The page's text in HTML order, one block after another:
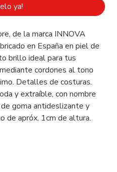
ya!
de la marca INNOVA
en España en piel de
brillo ideal para tus
cordones al tono
Detalles de costuras.
y extraíble, con nombre
goma antideslizante y
de apróx. 1cm de altura.